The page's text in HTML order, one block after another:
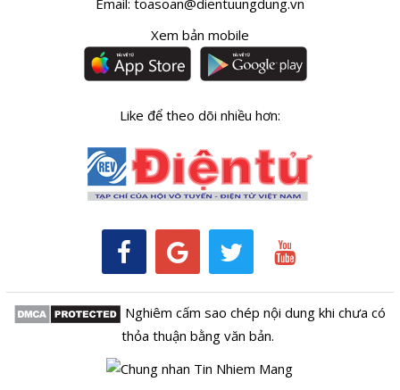
Email: toasoan@dientuungdung.vn
Xem bản mobile
Like để theo dõi nhiều hơn:
Nghiêm cấm sao chép nội dung khi chưa có
thỏa thuận bằng văn bản.